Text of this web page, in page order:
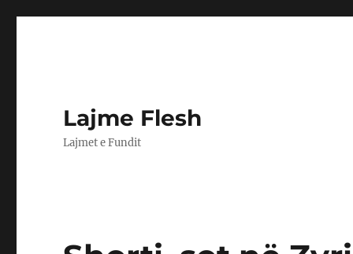
Lajme Flesh
Lajmet e Fundit